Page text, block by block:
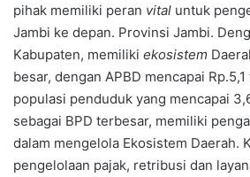
pihak memiliki peran vital untuk
Jambi ke depan. Provinsi Jambi.
Kabupaten, memiliki ekosistem
besar, dengan APBD mencapai
populasi penduduk yang mencapai
sebagai BPD terbesar, memiliki
dalam mengelola Ekosistem Daerah.
pengelolaan pajak, retribusi dan